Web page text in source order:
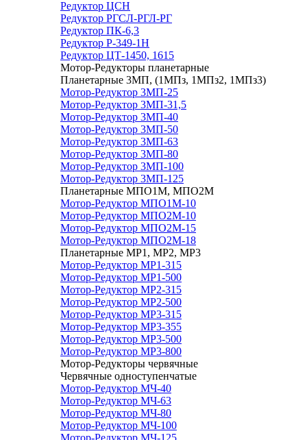
Редуктор ЦСН
Редуктор РГСЛ-РГЛ-РГ
Редуктор ПК-6,3
Редуктор Р-349-1Н
Редуктор ЦТ-1450, 1615
Мотор-Редукторы планетарные
Планетарные 3МП, (1МПз, 1МПз2, 1МПз3)
Мотор-Редуктор 3МП-25
Мотор-Редуктор 3МП-31,5
Мотор-Редуктор 3МП-40
Мотор-Редуктор 3МП-50
Мотор-Редуктор 3МП-63
Мотор-Редуктор 3МП-80
Мотор-Редуктор 3МП-100
Мотор-Редуктор 3МП-125
Планетарные МПО1М, МПО2М
Мотор-Редуктор МПО1М-10
Мотор-Редуктор МПО2М-10
Мотор-Редуктор МПО2М-15
Мотор-Редуктор МПО2М-18
Планетарные МР1, МР2, МР3
Мотор-Редуктор МР1-315
Мотор-Редуктор МР1-500
Мотор-Редуктор МР2-315
Мотор-Редуктор МР2-500
Мотор-Редуктор МР3-315
Мотор-Редуктор МР3-355
Мотор-Редуктор МР3-500
Мотор-Редуктор МР3-800
Мотор-Редукторы червячные
Червячные одноступенчатые
Мотор-Редуктор МЧ-40
Мотор-Редуктор МЧ-63
Мотор-Редуктор МЧ-80
Мотор-Редуктор МЧ-100
Мотор-Редуктор МЧ-125